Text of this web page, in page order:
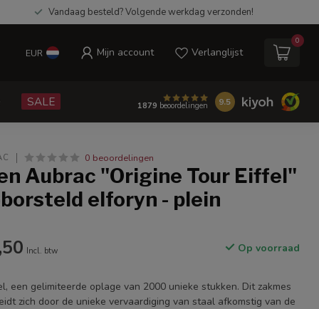
Vandaag besteld? Volgende werkdag verzonden!
EUR Mijn account Verlanglijst
0
SALE 1879 beoordelingen 9.5
0 beoordelingen
Aubrac "Origine Tour Eiffel"
elforyn - plein
Incl. btw Op voorraad
een gelimiteerde oplage van 2000 unieke stukken. Dit zakmes
zich door de unieke vervaardiging van staal afkomstig van de